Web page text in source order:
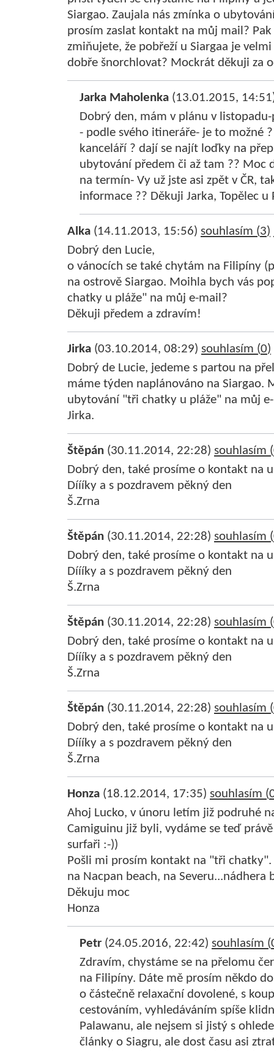
Siargao. Zaujala nás zmínka o
prosím zaslat kontakt na můj mail?
zmiňujete, že pobřeží u Siargaa je
dobře šnorchlovat? Mockrát děkuji za
Jarka Maholenka (13.01.2015,
Dobrý den, mám v plánu v
- podle svého itineráře- je to možné
kanceláří ? dají se najít loďky na
ubytování předem či až tam ?? Moc
na termín- Vy už jste asi zpět v ČR,
informace ?? Děkuji Jarka, Topělec u
Alka (14.11.2013, 15:56) souhlasím (3)
Dobrý den Lucie,
o vánocích se také chytám na Filipíny
na ostrově Siargao. Moihla bych vás
chatky u pláže" na můj e-mail?
Děkuji předem a zdravím!
Jirka (03.10.2014, 08:29) souhlasím (0)
Dobrý de Lucie, jedeme s partou na
máme týden naplánováno na Siargao.
ubytování "tři chatky u pláže" na můj
Jirka.
Štěpán (30.11.2014, 22:28) souhlasím (
Dobrý den, také prosíme o kontakt na
Díííky a s pozdravem pěkný den
Š.Zrna
Štěpán (30.11.2014, 22:28) souhlasím (
Dobrý den, také prosíme o kontakt na
Díííky a s pozdravem pěkný den
Š.Zrna
Štěpán (30.11.2014, 22:28) souhlasím (
Dobrý den, také prosíme o kontakt na
Díííky a s pozdravem pěkný den
Š.Zrna
Štěpán (30.11.2014, 22:28) souhlasím (
Dobrý den, také prosíme o kontakt na
Díííky a s pozdravem pěkný den
Š.Zrna
Honza (18.12.2014, 17:35) souhlasím (
Ahoj Lucko, v únoru letím již podruhé
Camiguinu již byli, vydáme se teď
surfaři :-))
Pošli mi prosím kontakt na "tři
na Nacpan beach, na Severu...nádhera
Děkuju moc
Honza
Petr (24.05.2016, 22:42) souhlasím (
Zdravím, chystáme se na přelomu
na Filipíny. Dáte mě prosím někdo
o částečně relaxační dovolené, s
cestováním, vyhledáváním spíše
Palawanu, ale nejsem si jistý s
články o Siagru, ale dost času asi